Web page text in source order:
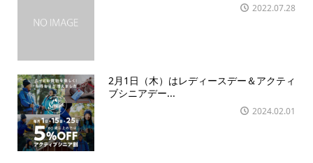
2022.07.28
2月1日（木）はレディースデー＆アクティ
ブシニアデー...
2024.02.01